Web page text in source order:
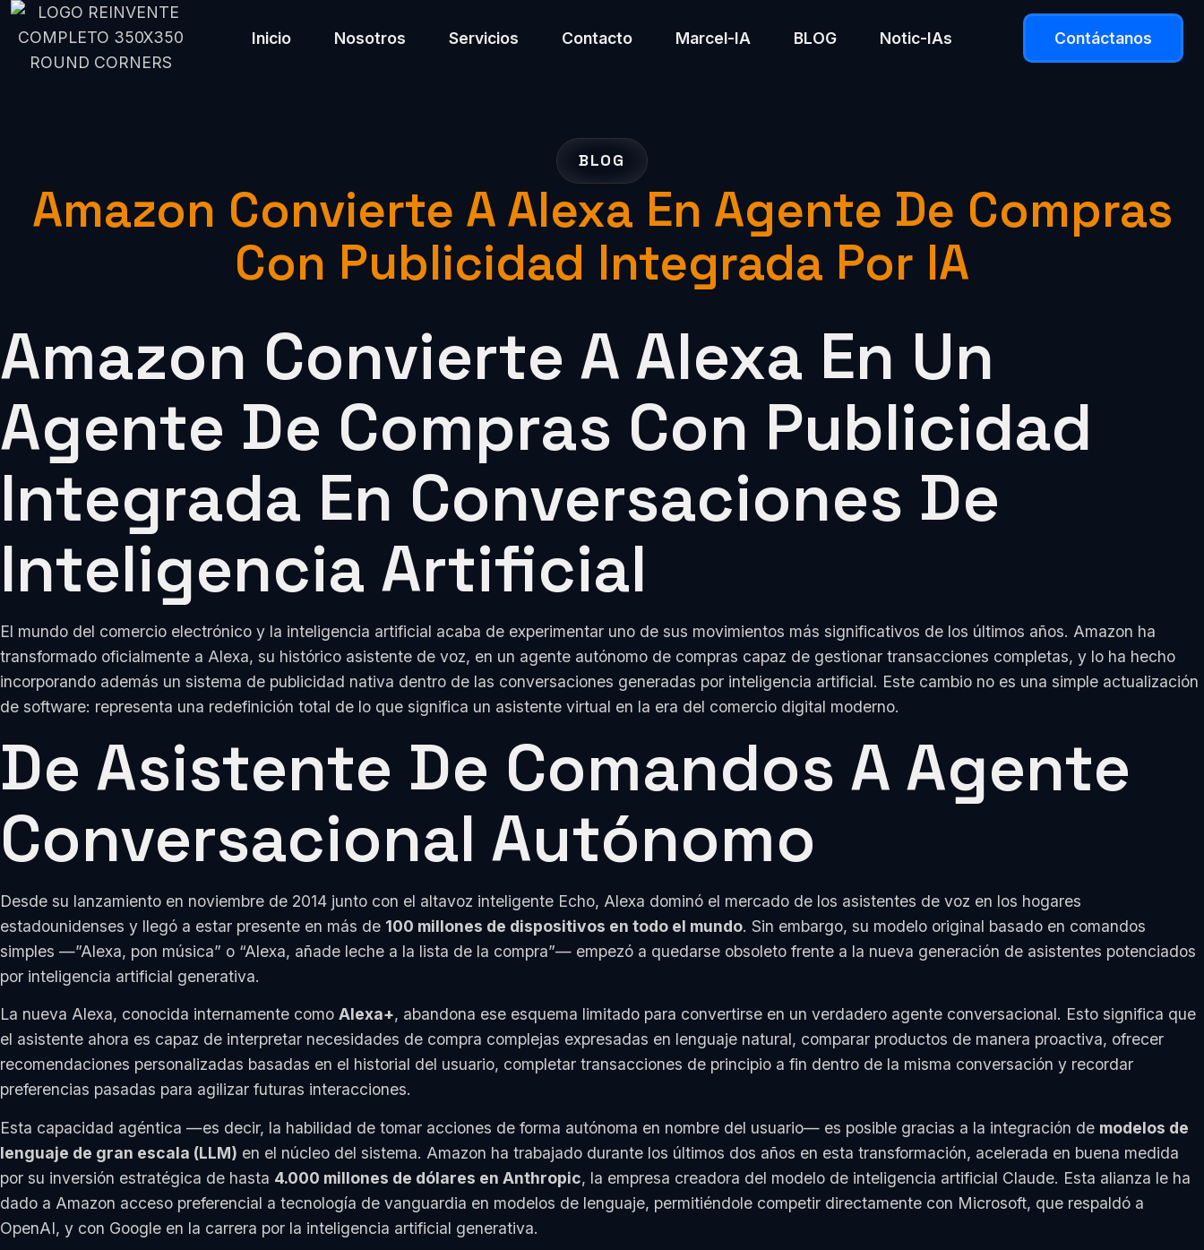
Inicio Nosotros Servicios Contacto Marcel-IA BLOG Notic-IAs Contáctanos
BLOG
Amazon Convierte A Alexa En Agente De Compras
Con Publicidad Integrada Por IA
Amazon Convierte A Alexa En Un
Agente De Compras Con Publicidad
Integrada En Conversaciones De
Inteligencia Artificial
El mundo del comercio electrónico y la inteligencia artificial acaba de experimentar uno de sus movimientos más significativos de los últimos años. Amazon ha
transformado oficialmente a Alexa, su histórico asistente de voz, en un agente autónomo de compras capaz de gestionar transacciones completas, y lo ha hecho
incorporando además un sistema de publicidad nativa dentro de las conversaciones generadas por inteligencia artificial. Este cambio no es una simple actualización
de software: representa una redefinición total de lo que significa un asistente virtual en la era del comercio digital moderno.
De Asistente De Comandos A Agente
Conversacional Autónomo
Desde su lanzamiento en noviembre de 2014 junto con el altavoz inteligente Echo, Alexa dominó el mercado de los asistentes de voz en los hogares
estadounidenses y llegó a estar presente en más de 100 millones de dispositivos en todo el mundo. Sin embargo, su modelo original basado en comandos
simples —”Alexa, pon música” o “Alexa, añade leche a la lista de la compra”— empezó a quedarse obsoleto frente a la nueva generación de asistentes potenciados
por inteligencia artificial generativa.
La nueva Alexa, conocida internamente como Alexa+, abandona ese esquema limitado para convertirse en un verdadero agente conversacional. Esto significa que
el asistente ahora es capaz de interpretar necesidades de compra complejas expresadas en lenguaje natural, comparar productos de manera proactiva, ofrecer
recomendaciones personalizadas basadas en el historial del usuario, completar transacciones de principio a fin dentro de la misma conversación y recordar
preferencias pasadas para agilizar futuras interacciones.
Esta capacidad agéntica —es decir, la habilidad de tomar acciones de forma autónoma en nombre del usuario— es posible gracias a la integración de modelos de
lenguaje de gran escala (LLM) en el núcleo del sistema. Amazon ha trabajado durante los últimos dos años en esta transformación, acelerada en buena medida
por su inversión estratégica de hasta 4.000 millones de dólares en Anthropic, la empresa creadora del modelo de inteligencia artificial Claude. Esta alianza le ha
dado a Amazon acceso preferencial a tecnología de vanguardia en modelos de lenguaje, permitiéndole competir directamente con Microsoft, que respaldó a
OpenAI, y con Google en la carrera por la inteligencia artificial generativa.